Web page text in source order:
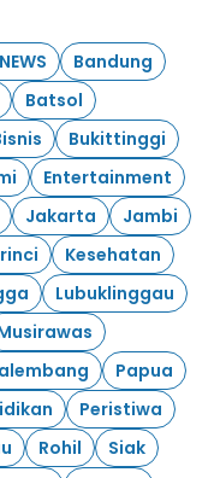
Bandung
Batsol
Bukittinggi
Entertainment
Jakarta
Jambi
Kesehatan
Lubuklinggau
Papua
Peristiwa
Rohil
Siak